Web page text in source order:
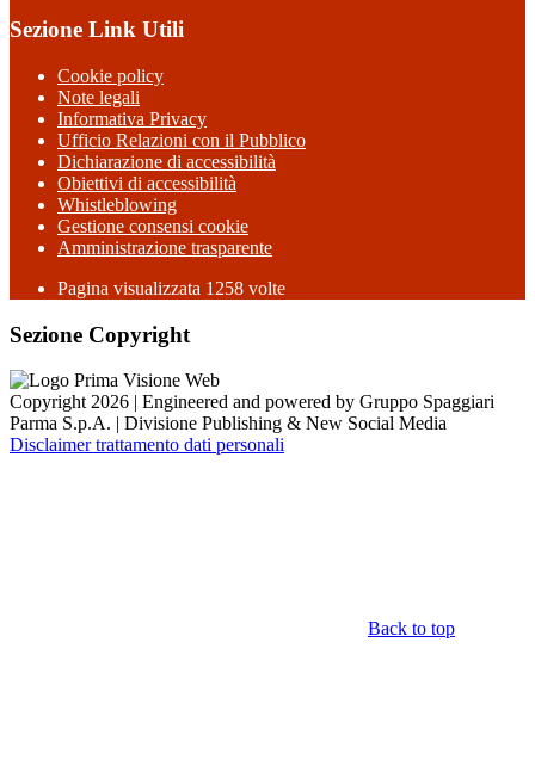
Sezione Link Utili
Cookie policy
Note legali
Informativa Privacy
Ufficio Relazioni con il Pubblico
Dichiarazione di accessibilità
Obiettivi di accessibilità
Whistleblowing
Gestione consensi cookie
Amministrazione trasparente
Pagina visualizzata 1258 volte
Sezione Copyright
Copyright 2026 | Engineered and powered by Gruppo Spaggiari
Parma S.p.A. | Divisione Publishing & New Social Media
Disclaimer trattamento dati personali
Back to top